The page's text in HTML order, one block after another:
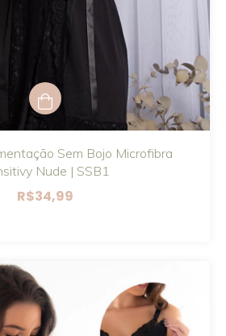
Sem Bojo Microfibra
Nude | SSB1
R$34,99